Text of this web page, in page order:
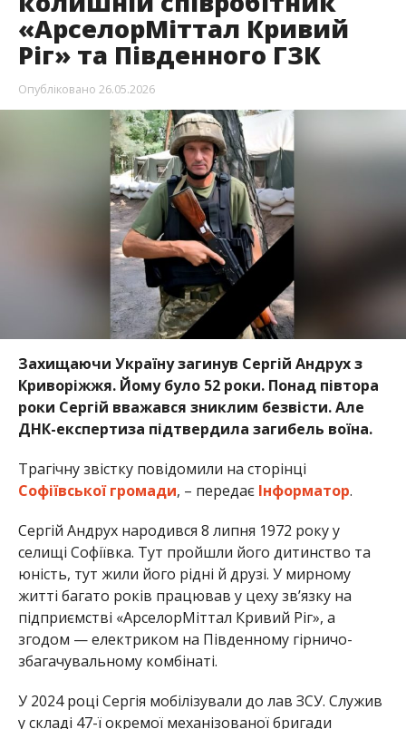
«АрселорМіттал Кривий
Ріг» та Південного ГЗК
Опубліковано 26.05.2026
Захищаючи Україну загинув Сергій Андрух з
Криворіжжя. Йому було 52 роки. Понад півтора
роки Сергій вважався зниклим безвісти. Але
ДНК-експертиза підтвердила загибель воїна.
Трагічну звістку повідомили на сторінці
Софіївської громади, – передає Інформатор.
Сергій Андрух народився 8 липня 1972 року у
селищі Софіївка. Тут пройшли його дитинство та
юність, тут жили його рідні й друзі. У мирному
житті багато років працював у цеху зв’язку на
підприємстві «АрселорМіттал Кривий Ріг», а
згодом — електриком на Південному гірничо-
збагачувальному комбінаті.
У 2024 році Сергія мобілізували до лав ЗСУ. Служив
у складі 47-ї окремої механізованої бригади